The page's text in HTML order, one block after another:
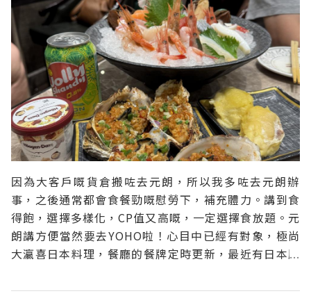
因為大客戶嘅貨倉搬咗去元朗，所以我多咗去元朗辦
事，之後通常都會食餐勁嘅慰勞下，補充體力。講到食
得飽，選擇多樣化，CP值又高嘅，一定選擇食放題。元
朗講方便當然要去YOHO啦！心目中已經有對象，極尚
大瀛喜日本料理，餐廳的餐牌定時更新，最近有日本版
【溫馨提示】〈極品榴槤燒>期間限定，數量有限，售